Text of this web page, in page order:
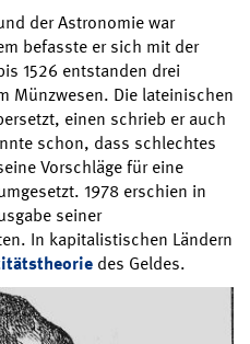
der Astronomie war
befasste er sich mit der
1526 entstanden drei
Münzwesen. Die lateinischen
einen schrieb er auch
schon, dass schlechtes
Vorschläge für eine
1978 erschien in
seiner
In kapitalistischen Ländern
des Geldes.